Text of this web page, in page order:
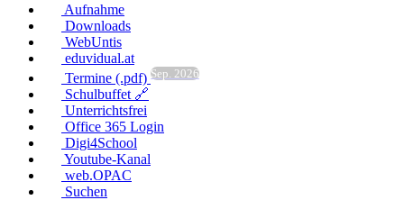
Aufnahme
Downloads
WebUntis
eduvidual.at
Termine (.pdf) Sep. 2026
Schulbuffet 🔗
Unterrichtsfrei
Office 365 Login
Digi4School
Youtube-Kanal
web.OPAC
Suchen